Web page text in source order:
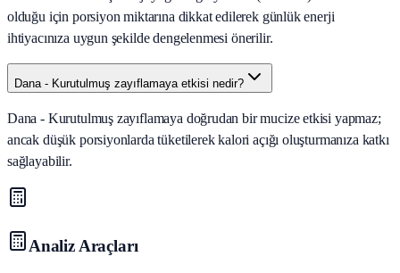
olduğu için porsiyon miktarına dikkat edilerek günlük enerji
ihtiyacınıza uygun şekilde dengelenmesi önerilir.
Dana - Kurutulmuş zayıflamaya etkisi nedir?
Dana - Kurutulmuş zayıflamaya doğrudan bir mucize etkisi yapmaz;
ancak düşük porsiyonlarda tüketilerek kalori açığı oluşturmanıza katkı
sağlayabilir.
Analiz Araçları